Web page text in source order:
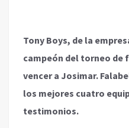
Tony Boys, de la
campeón del torneo de
vencer a Josimar.
los mejores cuatro
testimonios.